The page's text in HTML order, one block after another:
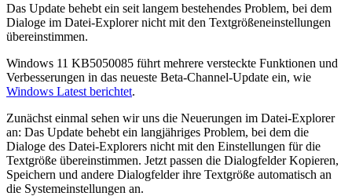
Das Update behebt ein seit langem bestehendes Problem, bei dem
Dialoge im Datei-Explorer nicht mit den Textgrößeneinstellungen
übereinstimmen.
Windows 11 KB5050085 führt mehrere versteckte Funktionen und
Verbesserungen in das neueste Beta-Channel-Update ein, wie
Windows Latest berichtet.
Zunächst einmal sehen wir uns die Neuerungen im Datei-Explorer
an: Das Update behebt ein langjähriges Problem, bei dem die
Dialoge des Datei-Explorers nicht mit den Einstellungen für die
Textgröße übereinstimmen. Jetzt passen die Dialogfelder Kopieren,
Speichern und andere Dialogfelder ihre Textgröße automatisch an
die Systemeinstellungen an.